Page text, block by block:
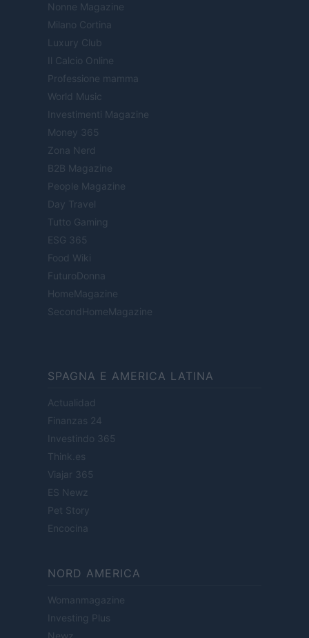
Nonne Magazine
Milano Cortina
Luxury Club
Il Calcio Online
Professione mamma
World Music
Investimenti Magazine
Money 365
Zona Nerd
B2B Magazine
People Magazine
Day Travel
Tutto Gaming
ESG 365
Food Wiki
FuturoDonna
HomeMagazine
SecondHomeMagazine
SPAGNA E AMERICA LATINA
Actualidad
Finanzas 24
Investindo 365
Think.es
Viajar 365
ES Newz
Pet Story
Encocina
NORD AMERICA
Womanmagazine
Investing Plus